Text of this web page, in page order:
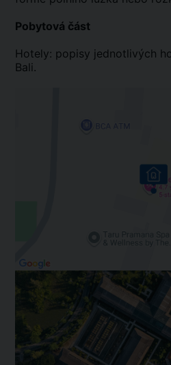
Pobytová část
Hotely: popisy jednotlivých
Bali.